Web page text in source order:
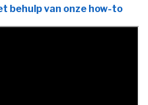
behulp van onze how-to